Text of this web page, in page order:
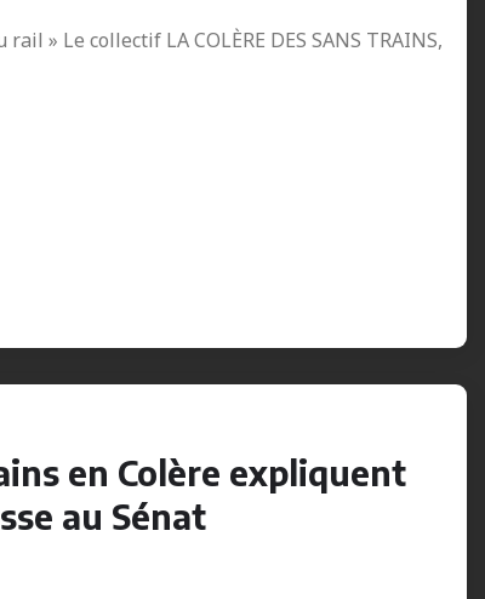
» Le collectif LA COLÈRE DES SANS TRAINS,
en Colère expliquent
au Sénat